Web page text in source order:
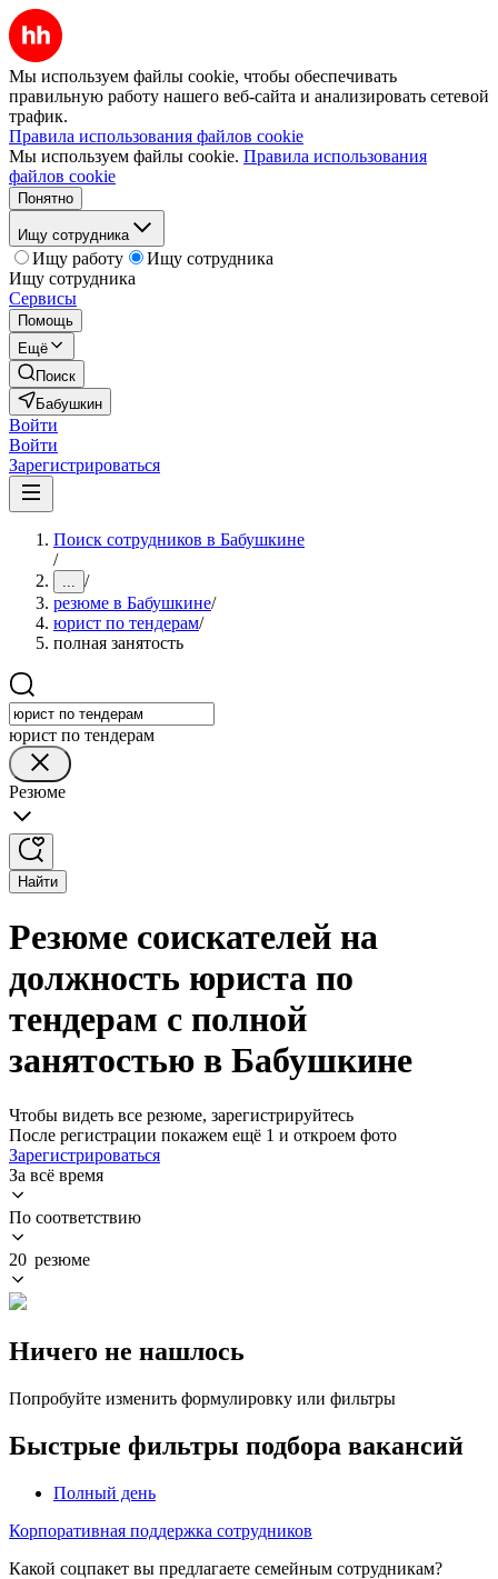
Мы используем файлы cookie, чтобы обеспечивать
правильную работу нашего веб-сайта и анализировать сетевой
трафик.
Правила использования файлов cookie
Мы используем файлы cookie. Правила использования
файлов cookie
Понятно
Ищу сотрудника
Ищу работу
Ищу сотрудника
Ищу сотрудника
Сервисы
Помощь
Ещё
Поиск
Бабушкин
Войти
Войти
Зарегистрироваться
Поиск сотрудников в Бабушкине
/
... /
резюме в Бабушкине/
юрист по тендерам/
полная занятость
юрист по тендерам
Резюме
Найти
Резюме соискателей на
должность юриста по
тендерам с полной
занятостью в Бабушкине
Чтобы видеть все резюме, зарегистрируйтесь
После регистрации покажем ещё 1 и откроем фото
Зарегистрироваться
За всё время
По соответствию
20 резюме
Ничего не нашлось
Попробуйте изменить формулировку или фильтры
Быстрые фильтры подбора вакансий
Полный день
Корпоративная поддержка сотрудников
Какой соцпакет вы предлагаете семейным сотрудникам?